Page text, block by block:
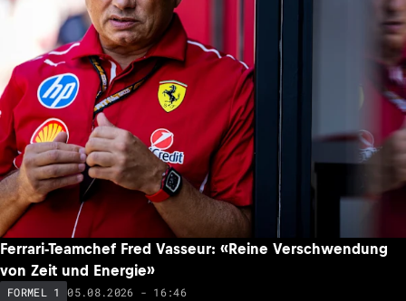
Ferrari-Teamchef Fred Vasseur: «Reine Verschwendung
von Zeit und Energie»
FORMEL 1 05.08.2026 - 16:46